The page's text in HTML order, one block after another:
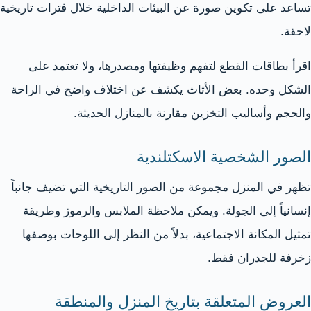
تساعد على تكوين صورة عن البيئات الداخلية خلال فترات تاريخية
لاحقة.
اقرأ بطاقات القطع لتفهم وظيفتها ومصدرها، ولا تعتمد على
الشكل وحده. بعض الأثاث يكشف عن اختلاف واضح في الراحة
والحجم وأساليب التخزين مقارنة بالمنازل الحديثة.
الصور الشخصية الاسكتلندية
تظهر في المنزل مجموعة من الصور التاريخية التي تضيف جانباً
إنسانياً إلى الجولة. ويمكن ملاحظة الملابس والرموز وطريقة
تمثيل المكانة الاجتماعية، بدلاً من النظر إلى اللوحات بوصفها
زخرفة للجدران فقط.
العروض المتعلقة بتاريخ المنزل والمنطقة